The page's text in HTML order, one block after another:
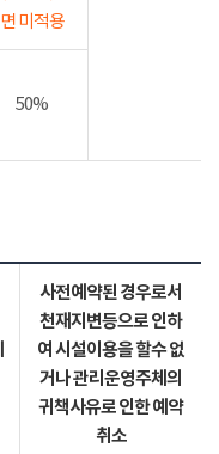
면 미적용
50%
사전예약된 경우로서
천재지변등으로 인하
여 시설이용을 할수 없
거나 관리운영주체의
귀책사유로 인한 예약
취소